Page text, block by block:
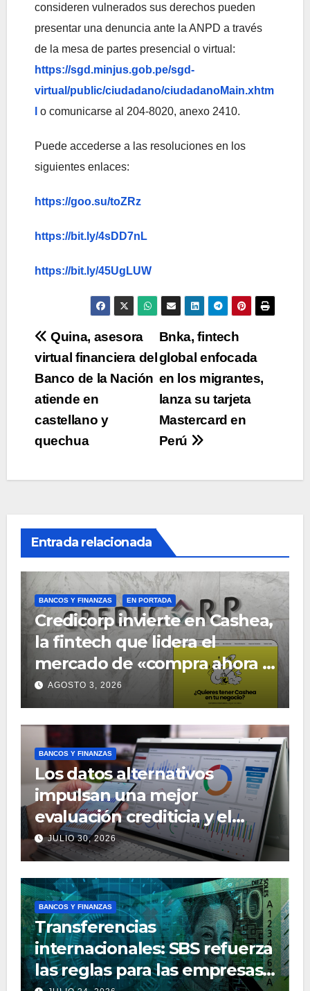
consideren vulnerados sus derechos pueden
presentar una denuncia ante la ANPD a través
de la mesa de partes presencial o virtual:
https://sgd.minjus.gob.pe/sgd-
virtual/public/ciudadano/ciudadanoMain.xhtm
o comunicarse al 204-8020, anexo 2410.
Puede accederse a las resoluciones en los
siguientes enlaces:
https://goo.su/toZRz
https://bit.ly/4sDD7nL
https://bit.ly/45UgLUW
Navegación
de
entradas
Bnka, fintech
global enfocada
en los migrantes,
lanza su tarjeta
Mastercard en
Perú
Quina, asesora
virtual financiera del
Banco de la Nación
atiende en
castellano y
quechua
Entrada relacionada
BANCOS Y FINANZAS EN PORTADA
Credicorp invierte en Cashea,
la fintech que lidera el
mercado de «compra ahora y
paga después» en Venezuela
AGOSTO 3, 2026
BANCOS Y FINANZAS
Los datos alternativos
impulsan una mejor
evaluación crediticia y el
desarrollo de nuevos
productos financieros
JULIO 30, 2026
BANCOS Y FINANZAS
Transferencias
internacionales: SBS refuerza
las reglas para las empresas